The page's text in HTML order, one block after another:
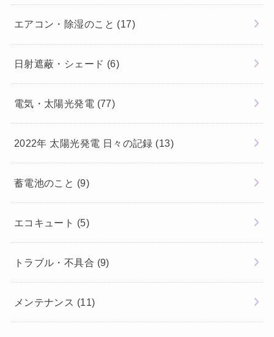
エアコン・除湿のこと (17)
日射遮蔽・シェード (6)
電気・太陽光発電 (77)
2022年 太陽光発電 日々の記録 (13)
蓄電池のこと (9)
エコキュート (5)
トラブル・不具合 (9)
メンテナンス (11)